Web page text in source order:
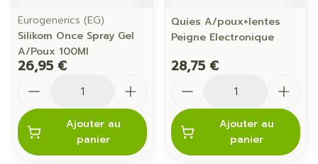
Eurogenerics (EG)
Silikom Once Spray Gel
A/Poux 100Ml
26,95 €
Ajouter au
panier
Quies A/poux+lentes
Peigne Electronique
28,75 €
Ajouter au
panier